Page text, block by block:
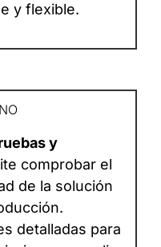
y flexible.
y
comprobar el
de la solución
detalladas para